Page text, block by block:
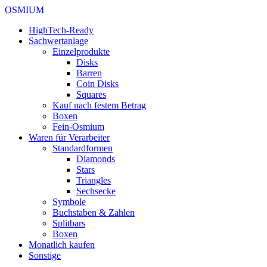
OSMIUM
HighTech-Ready
Sachwertanlage
Einzelprodukte
Disks
Barren
Coin Disks
Squares
Kauf nach festem Betrag
Boxen
Fein-Osmium
Waren für Verarbeiter
Standardformen
Diamonds
Stars
Triangles
Sechsecke
Symbole
Buchstaben & Zahlen
Splitbars
Boxen
Monatlich kaufen
Sonstige